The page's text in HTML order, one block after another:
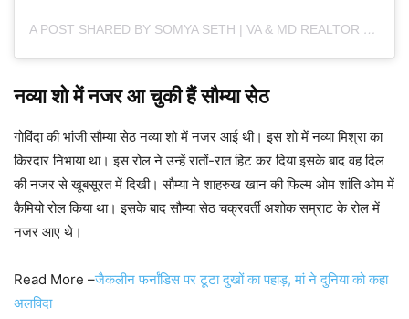
A POST SHARED BY SOMYA SETH | VA & MD REALTOR (@SOMYASETH)
नव्या शो में नजर आ चुकी हैं सौम्या सेठ
गोविंदा की भांजी सौम्या सेठ नव्या शो में नजर आई थी। इस शो में नव्या मिश्रा का
किरदार निभाया था। इस रोल ने उन्हें रातों-रात हिट कर दिया इसके बाद वह दिल
की नजर से खूबसूरत में दिखी। सौम्या ने शाहरुख खान की फिल्म ओम शांति ओम में
कैमियो रोल किया था। इसके बाद सौम्या सेठ चक्रवर्ती अशोक सम्राट के रोल में
नजर आए थे।
Read More –जैकलीन फर्नांडिस पर टूटा दुखों का पहाड़, मां ने दुनिया को कहा
अलविदा